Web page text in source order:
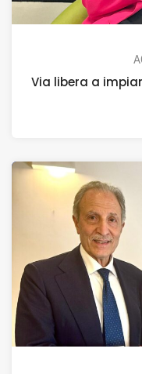
Via libera a